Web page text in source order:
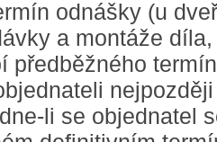
odnášky (u
a montáže
předběžného
li se objednatel